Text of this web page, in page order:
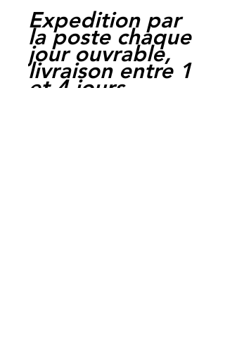
Expedition par
la poste chaque
jour ouvrable,
livraison entre 1
et 4 jours.